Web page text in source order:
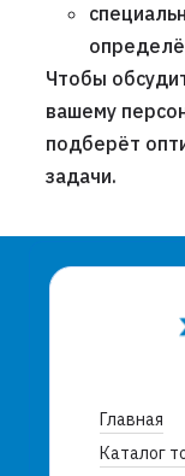
Чтобы
вашему
подберёт
задачи.
Главная
Каталог